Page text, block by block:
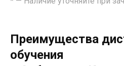
Преимущества
обучения